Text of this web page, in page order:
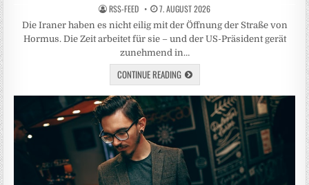
RSS-FEED 7. AUGUST 2026
Die Iraner haben es nicht eilig mit der Öffnung der Straße von
Hormus. Die Zeit arbeitet für sie – und der US-Präsident gerät
zunehmend in…
CONTINUE READING